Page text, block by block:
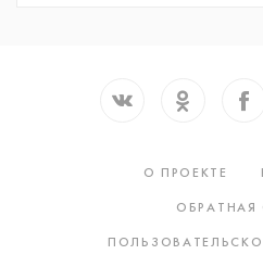
О ПРОЕКТЕ
ОБРАТНАЯ